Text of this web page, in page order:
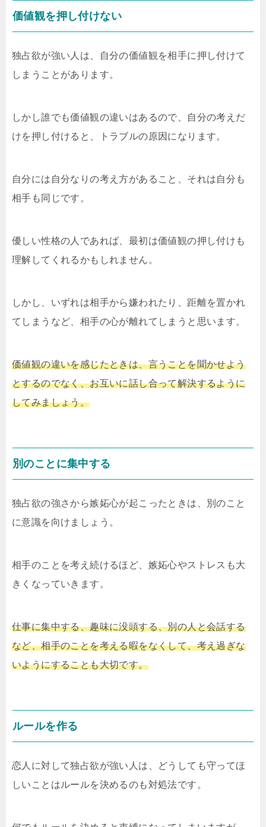
価値観を押し付けない
独占欲が強い人は、自分の価値観を相手に押し付けて
しまうことがあります。
しかし誰でも価値観の違いはあるので、自分の考えだ
けを押し付けると、トラブルの原因になります。
自分には自分なりの考え方があること、それは自分も
相手も同じです。
優しい性格の人であれば、最初は価値観の押し付けも
理解してくれるかもしれません。
しかし、いずれは相手から嫌われたり、距離を置かれ
てしまうなど、相手の心が離れてしまうと思います。
価値観の違いを感じたときは、言うことを聞かせよう
とするのでなく、お互いに話し合って解決するように
してみましょう。
別のことに集中する
独占欲の強さから嫉妬心が起こったときは、別のこと
に意識を向けましょう。
相手のことを考え続けるほど、嫉妬心やストレスも大
きくなっていきます。
仕事に集中する、趣味に没頭する、別の人と会話する
など、相手のことを考える暇をなくして、考え過ぎな
いようにすることも大切です。
ルールを作る
恋人に対して独占欲が強い人は、どうしても守ってほ
しいことはルールを決めるのも対処法です。